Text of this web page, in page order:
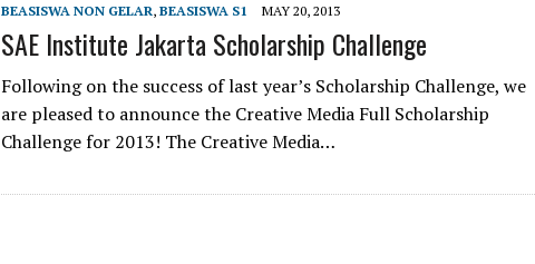
BEASISWA NON GELAR, BEASISWA S1 MAY 20, 2013
SAE Institute Jakarta Scholarship Challenge
Following on the success of last year’s Scholarship Challenge, we
are pleased to announce the Creative Media Full Scholarship
Challenge for 2013! The Creative Media…